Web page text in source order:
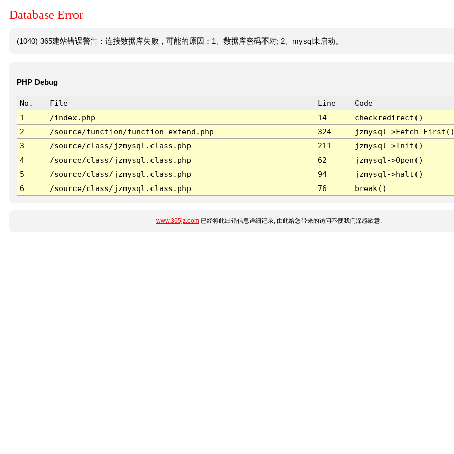
Database Error
(1040) 365建站错误警告：连接数据库失败，可能的原因：1、数据库密码不对; 2、mysql未启动。
PHP Debug
No. File Line
Code
1
/index.php 14
checkredirect()
2
/source/function/function_extend.php 324
jzmysql-
3
/source/class/jzmysql.class.php 211
jzmysql->Init()
4
/source/class/jzmysql.class.php 62
jzmysql->Open()
5
/source/class/jzmysql.class.php 94
jzmysql->halt()
6
/source/class/jzmysql.class.php 76 break()
www.365jz.com已经将此出错信息详细记录, 由此给您带来的访问不便我们深感歉意.